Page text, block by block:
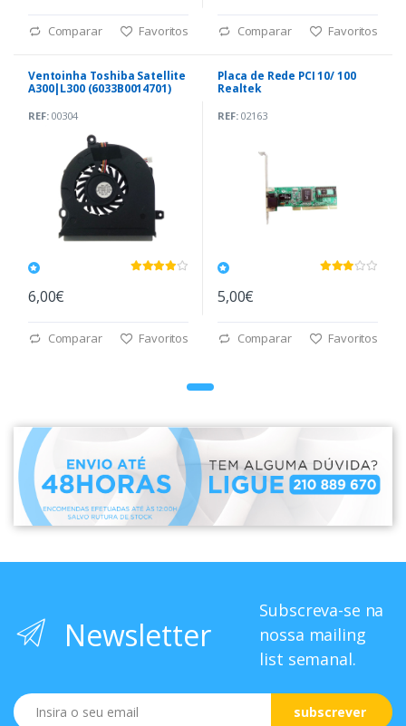
Comparar Favoritos Comparar Favoritos
Ventoinha Toshiba Satellite
A300|L300 (6033B0014701)
REF:00304
6,00€
Comparar Favoritos
Placa de Rede PCI 10/ 100
Realtek
REF:02163
5,00€
Comparar Favoritos
Newsletter
Subscreva-se na
nossa mailing
list semanal.
Email
subscrever